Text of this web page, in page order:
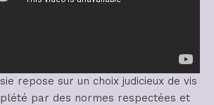
repose sur un choix judicieux de vis
par des normes respectées et